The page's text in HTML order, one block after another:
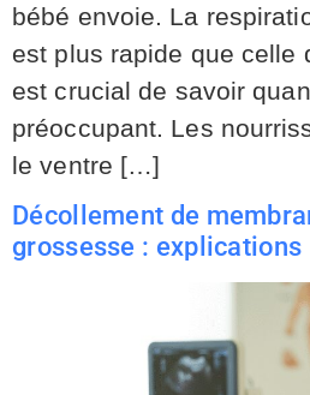
bébé envoie. La
est plus rapide que celle
est crucial de savoir
préoccupant. Les
le ventre […]
Décollement de
grossesse : explications